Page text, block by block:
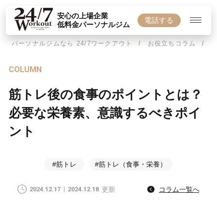
安心の上場企業
低料金パーソナルジム
電話する
パーソナルジムなら 24/7ワークアウト お役立ちコラム
COLUMN
筋トレ後の食事のポイントとは？
必要な栄養素、意識するべきポイ
ント
#筋トレ #筋トレ（食事・栄養）
2024.12.17 2024.12.18 更新 コラム一覧へ